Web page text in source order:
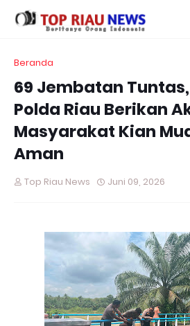
Beranda
69 Jembatan
Polda Riau Berikan
Masyarakat Kian
Aman
Top Riau News Juni 09, 2026